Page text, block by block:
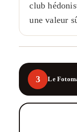
club
une valeur
3 Le